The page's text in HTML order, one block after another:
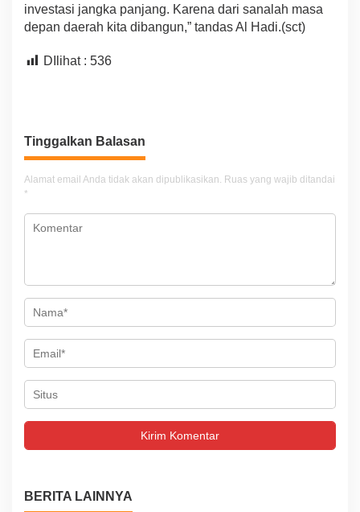
investasi jangka panjang. Karena dari sanalah masa
depan daerah kita dibangun,” tandas Al Hadi.(sct)
DIlihat : 536
Tinggalkan Balasan
Alamat email Anda tidak akan dipublikasikan. Ruas yang wajib ditandai
*
BERITA LAINNYA